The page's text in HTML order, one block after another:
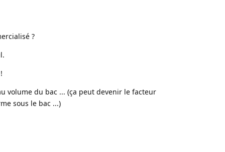
?
volume du bac ... (ça peut devenir le facteur
sous le bac ...)